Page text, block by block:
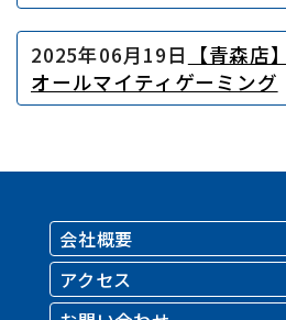
2025年06月19日
【青森
オールマイティゲーミング
会社概要
アクセス